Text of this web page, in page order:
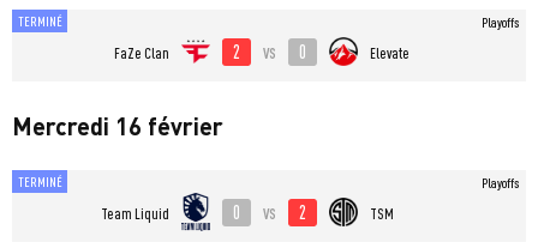
TERMINÉ
FaZe Clan 2 vs 0 Elevate
Playoffs
Mercredi 16 février
TERMINÉ
Team Liquid 0 vs 2 TSM
Playoffs